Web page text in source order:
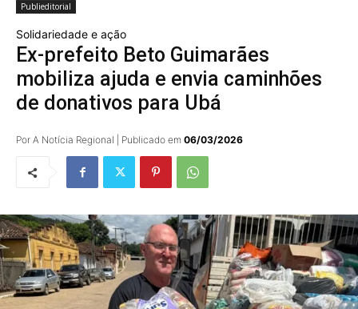
Publieditorial
Solidariedade e ação
Ex-prefeito Beto Guimarães
mobiliza ajuda e envia caminhões
de donativos para Ubá
Por A Notícia Regional | Publicado em 06/03/2026